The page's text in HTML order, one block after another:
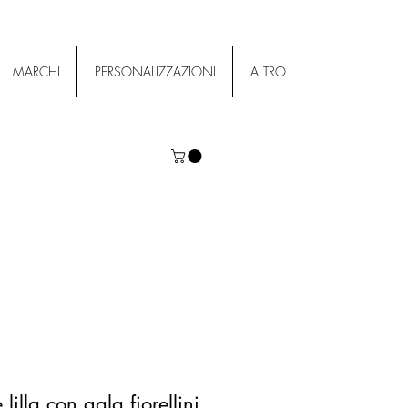
MARCHI PERSONALIZZAZIONI ALTRO